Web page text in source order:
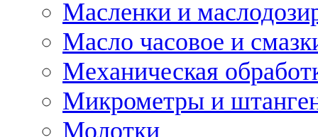
Масленки и
Масло часовое и
Механическая
Микрометры и
Молотки